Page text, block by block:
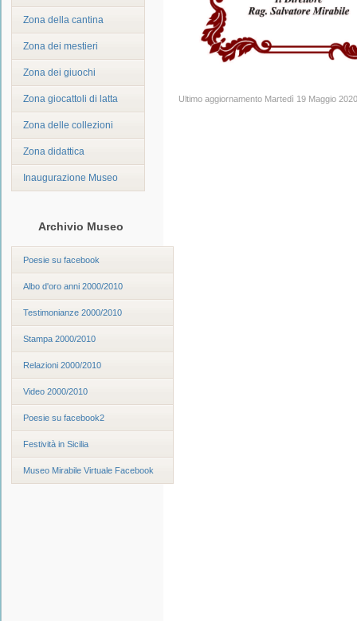
Zona della cantina
Zona dei mestieri
Zona dei giuochi
Zona giocattoli di latta
Zona delle collezioni
Zona didattica
Inaugurazione Museo
Archivio Museo
Poesie su facebook
Albo d'oro anni 2000/2010
Testimonianze 2000/2010
Stampa 2000/2010
Relazioni 2000/2010
Video 2000/2010
Poesie su facebook2
Festività in Sicilia
Museo Mirabile Virtuale Facebook
Ultimo aggiornamento Martedì 19 Maggio